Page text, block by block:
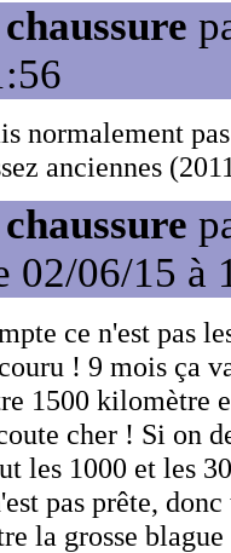
normalement
anciennes
02/06/15 à
ce n'est pas
! 9 mois ça
1500 kilomètre
cher ! Si on
les 1000 et les
pas prête,
la grosse